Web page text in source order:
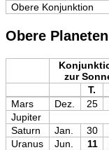
Obere Konjunktion
Obere
zur
T.
Mars
Dez. 25
Jupiter
Saturn
Jan. 30
Uranus
Jun. 11